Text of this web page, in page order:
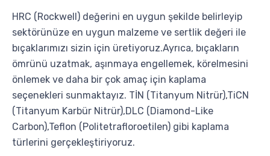
HRC (Rockwell) değerini en uygun şekilde belirleyip
sektörünüze en uygun malzeme ve sertlik değeri ile
bıçaklarımızı sizin için üretiyoruz.Ayrıca, bıçakların
ömrünü uzatmak, aşınmaya engellemek, körelmesini
önlemek ve daha bir çok amaç için kaplama
seçenekleri sunmaktayız. TİN (Titanyum Nitrür),TiCN
(Titanyum Karbür Nitrür),DLC (Diamond-Like
Carbon),Teflon (Politetrafloroetilen) gibi kaplama
türlerini gerçekleştiriyoruz.